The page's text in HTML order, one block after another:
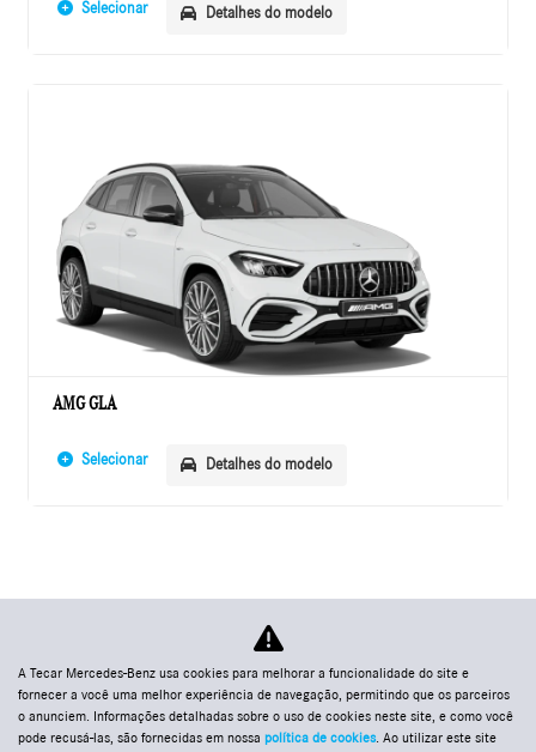
Selecionar Detalhes do modelo
AMG GLA
Selecionar Detalhes do modelo
A Tecar Mercedes-Benz usa cookies para melhorar a funcionalidade do site e
fornecer a você uma melhor experiência de navegação, permitindo que os parceiros
o anunciem. Informações detalhadas sobre o uso de cookies neste site, e como você
pode recusá-las, são fornecidas em nossa política de cookies. Ao utilizar este site